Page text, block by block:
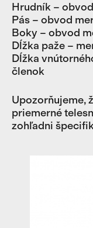
Hrudník –
Pás – obvod
Boky – obvod
Dĺžka paže –
Dĺžka
členok
Upozorňujeme,
priemerné
zohľadni